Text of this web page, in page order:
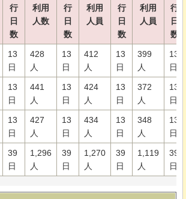
行
日
数
利用
人数
行
日
数
利用
人員
行
日
数
利用
人員
行
日
数
13
日
428
人
13
日
412
人
13
日
399
人
13
日
13
日
441
人
13
日
424
人
13
日
372
人
13
日
13
日
427
人
13
日
434
人
13
日
348
人
13
日
39
日
1,296
人
39
日
1,270
人
39
日
1,119
人
39
日